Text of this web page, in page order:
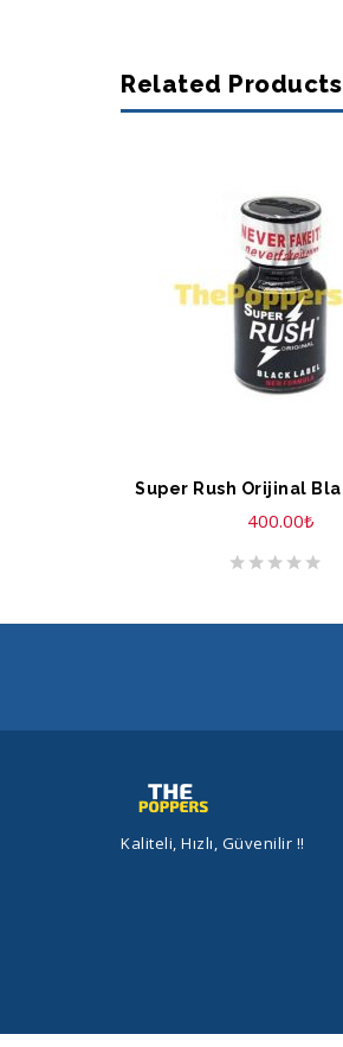
Related Products
SEPETE EKLE
400.00₺
Kaliteli, Hızlı, Güvenilir !!